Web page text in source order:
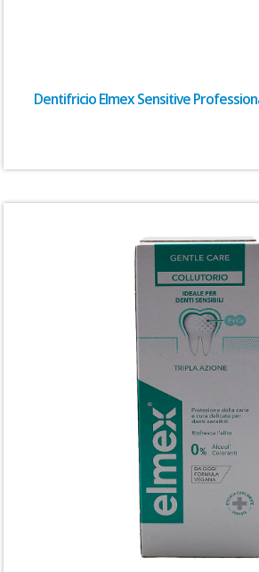
Dentifricio Elmex Sensitive